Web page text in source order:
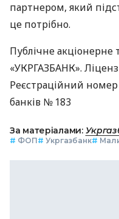
партнером, який
це потрібно.
Публічне акціонерне
«УКРГАЗБАНК».
Реєстраційний
банків № 183
За матеріалами:
# ФОП# Укргазбанк#